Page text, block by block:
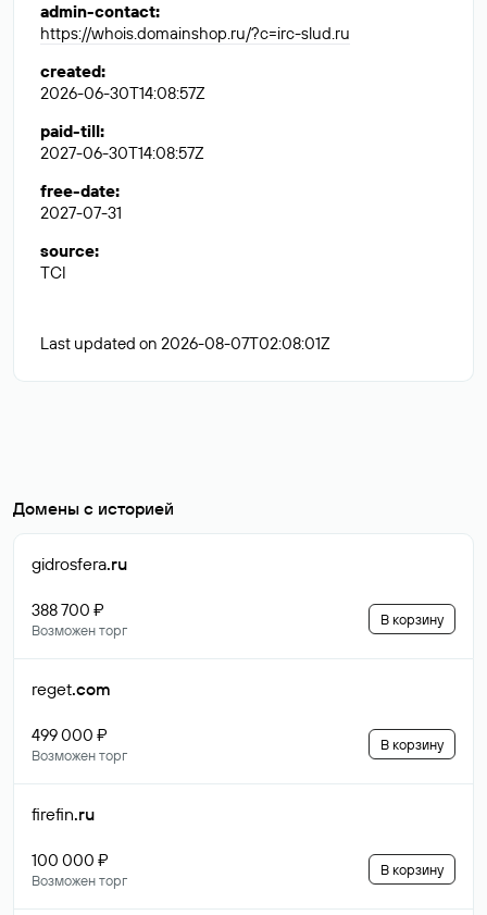
admin-contact:
https://whois.domainshop.ru/?c=irc-slud.ru
created:
2026-06-30T14:08:57Z
paid-till:
2027-06-30T14:08:57Z
free-date:
2027-07-31
source:
TCI
Last updated on 2026-08-07T02:08:01Z
Домены с историей
gidrosfera.ru
388 700 ₽
Возможен торг
В корзину
reget.com
499 000 ₽
Возможен торг
В корзину
firefin.ru
100 000 ₽
Возможен торг
В корзину